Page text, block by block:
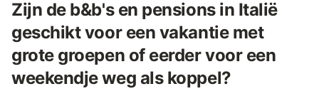
Zijn de b&b's en pensions in Italië
geschikt voor een vakantie met
grote groepen of eerder voor een
weekendje weg als koppel?